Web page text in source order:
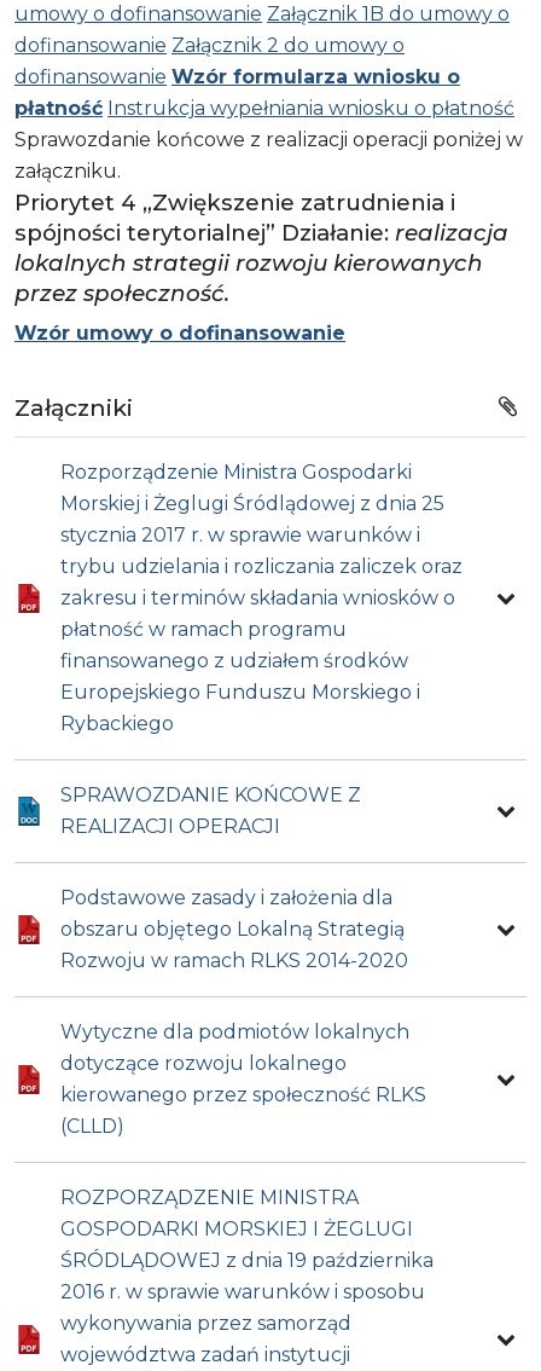
umowy o dofinansowanie Załącznik 1B do umowy o
dofinansowanie Załącznik 2 do umowy o
dofinansowanie Wzór formularza wniosku o
płatność Instrukcja wypełniania wniosku o płatność
Sprawozdanie końcowe z realizacji operacji poniżej w
załączniku.
Priorytet 4 „Zwiększenie zatrudnienia i
spójności terytorialnej” Działanie: realizacja
lokalnych strategii rozwoju kierowanych
przez społeczność.
Wzór umowy o dofinansowanie
Załączniki
Rozporządzenie Ministra Gospodarki
Morskiej i Żeglugi Śródlądowej z dnia 25
stycznia 2017 r. w sprawie warunków i
trybu udzielania i rozliczania zaliczek oraz
zakresu i terminów składania wniosków o
płatność w ramach programu
finansowanego z udziałem środków
Europejskiego Funduszu Morskiego i
Rybackiego
SPRAWOZDANIE KOŃCOWE Z
REALIZACJI OPERACJI
Podstawowe zasady i założenia dla
obszaru objętego Lokalną Strategią
Rozwoju w ramach RLKS 2014-2020
Wytyczne dla podmiotów lokalnych
dotyczące rozwoju lokalnego
kierowanego przez społeczność RLKS
(CLLD)
ROZPORZĄDZENIE MINISTRA
GOSPODARKI MORSKIEJ I ŻEGLUGI
ŚRÓDLĄDOWEJ z dnia 19 października
2016 r. w sprawie warunków i sposobu
wykonywania przez samorząd
województwa zadań instytucji